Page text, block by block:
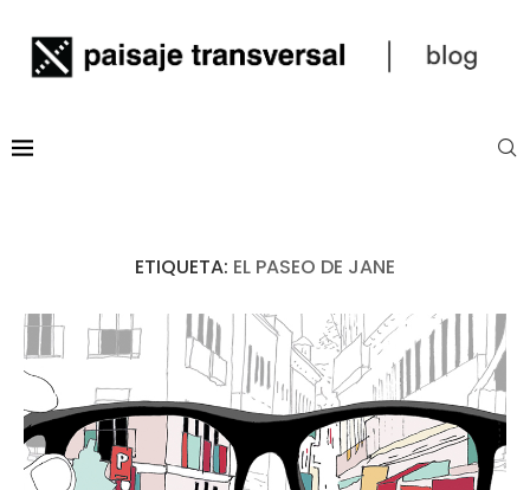
ETIQUETA: EL PASEO DE JANE